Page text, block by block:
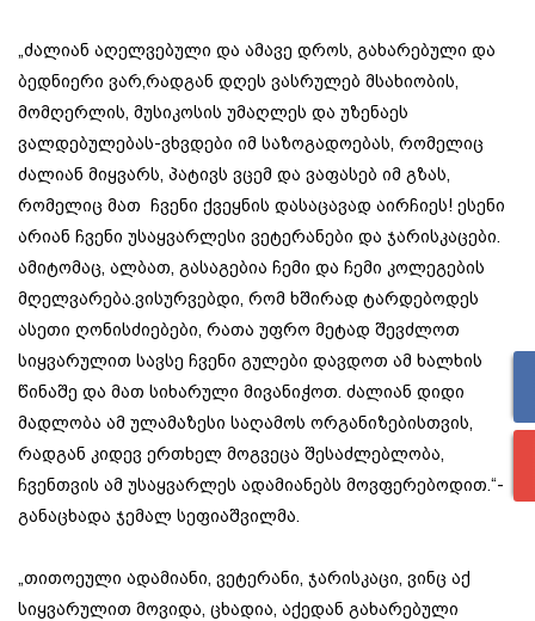
„ძალიან აღელვებული და ამავე დროს, გახარებული და
ბედნიერი ვარ,რადგან დღეს ვასრულებ მსახიობის,
მომღერლის, მუსიკოსის უმაღლეს და უზენაეს
ვალდებულებას-ვხვდები იმ საზოგადოებას, რომელიც
ძალიან მიყვარს, პატივს ვცემ და ვაფასებ იმ გზას,
რომელიც მათ ჩვენი ქვეყნის დასაცავად აირჩიეს! ესენი
არიან ჩვენი უსაყვარლესი ვეტერანები და ჯარისკაცები.
ამიტომაც, ალბათ, გასაგებია ჩემი და ჩემი კოლეგების
მღელვარება.ვისურვებდი, რომ ხშირად ტარდებოდეს
ასეთი ღონისძიებები, რათა უფრო მეტად შევძლოთ
სიყვარულით სავსე ჩვენი გულები დავდოთ ამ ხალხის
წინაშე და მათ სიხარული მივანიჭოთ. ძალიან დიდი
მადლობა ამ ულამაზესი საღამოს ორგანიზებისთვის,
რადგან კიდევ ერთხელ მოგვეცა შესაძლებლობა,
ჩვენთვის ამ უსაყვარლეს ადამიანებს მოვფერებოდით.“-
განაცხადა ჯემალ სეფიაშვილმა.
„თითოეული ადამიანი, ვეტერანი, ჯარისკაცი, ვინც აქ
სიყვარულით მოვიდა, ცხადია, აქედან გახარებული